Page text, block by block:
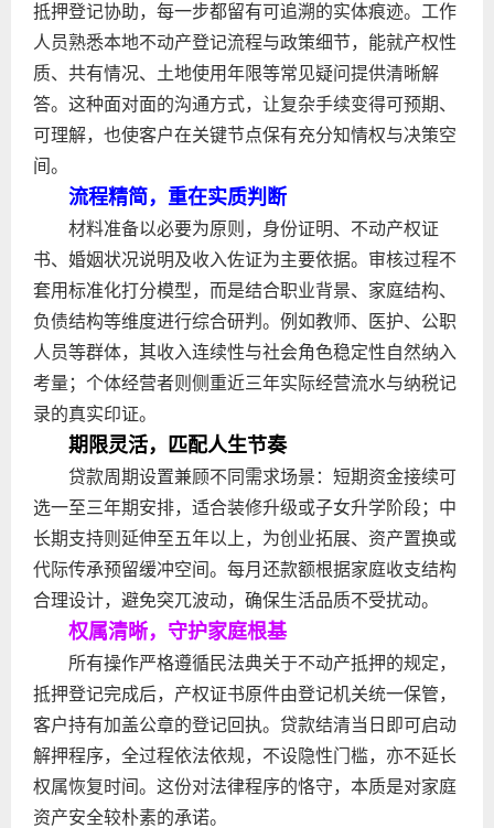
抵押登记协助，每一步都留有可追溯的实体痕迹。工作
人员熟悉本地不动产登记流程与政策细节，能就产权性
质、共有情况、土地使用年限等常见疑问提供清晰解
答。这种面对面的沟通方式，让复杂手续变得可预期、
可理解，也使客户在关键节点保有充分知情权与决策空
间。
流程精简，重在实质判断
材料准备以必要为原则，身份证明、不动产权证
书、婚姻状况说明及收入佐证为主要依据。审核过程不
套用标准化打分模型，而是结合职业背景、家庭结构、
负债结构等维度进行综合研判。例如教师、医护、公职
人员等群体，其收入连续性与社会角色稳定性自然纳入
考量；个体经营者则侧重近三年实际经营流水与纳税记
录的真实印证。
期限灵活，匹配人生节奏
贷款周期设置兼顾不同需求场景：短期资金接续可
选一至三年期安排，适合装修升级或子女升学阶段；中
长期支持则延伸至五年以上，为创业拓展、资产置换或
代际传承预留缓冲空间。每月还款额根据家庭收支结构
合理设计，避免突兀波动，确保生活品质不受扰动。
权属清晰，守护家庭根基
所有操作严格遵循民法典关于不动产抵押的规定，
抵押登记完成后，产权证书原件由登记机关统一保管，
客户持有加盖公章的登记回执。贷款结清当日即可启动
解押程序，全过程依法依规，不设隐性门槛，亦不延长
权属恢复时间。这份对法律程序的恪守，本质是对家庭
资产安全较朴素的承诺。